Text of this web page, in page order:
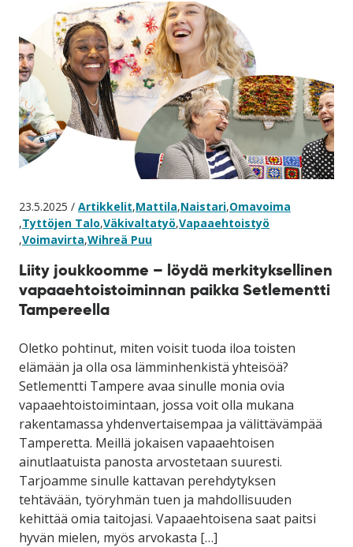
23.5.2025 / Artikkelit,Mattila,Naistari,Omavoima
,Tyttöjen Talo,Väkivaltatyö,Vapaaehtoistyö
,Voimavirta,Wihreä Puu
Liity joukkoomme – löydä merkityksellinen
vapaaehtoistoiminnan paikka Setlementti
Tampereella
Oletko pohtinut, miten voisit tuoda iloa toisten
elämään ja olla osa lämminhenkistä yhteisöä?
Setlementti Tampere avaa sinulle monia ovia
vapaaehtoistoimintaan, jossa voit olla mukana
rakentamassa yhdenvertaisempaa ja välittävämpää
Tamperetta. Meillä jokaisen vapaaehtoisen
ainutlaatuista panosta arvostetaan suuresti.
Tarjoamme sinulle kattavan perehdytyksen
tehtävään, työryhmän tuen ja mahdollisuuden
kehittää omia taitojasi. Vapaaehtoisena saat paitsi
hyvän mielen, myös arvokasta […]